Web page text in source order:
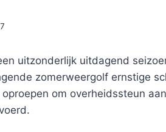
uitzonderlijk uitdagend
zomerweergolf ernstige
om overheidssteun